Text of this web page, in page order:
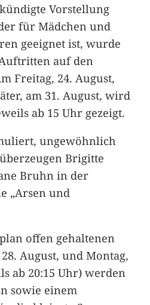
Vorstellung
für Mädchen und
geeignet ist, wurde
auf den
Freitag, 24. August,
am 31. August, wird
ab 15 Uhr gezeigt.
ungewöhnlich
Brigitte
Bruhn in der
„Arsen und
offen gehaltenen
August, und Montag,
ab 20:15 Uhr) werden
sowie einem